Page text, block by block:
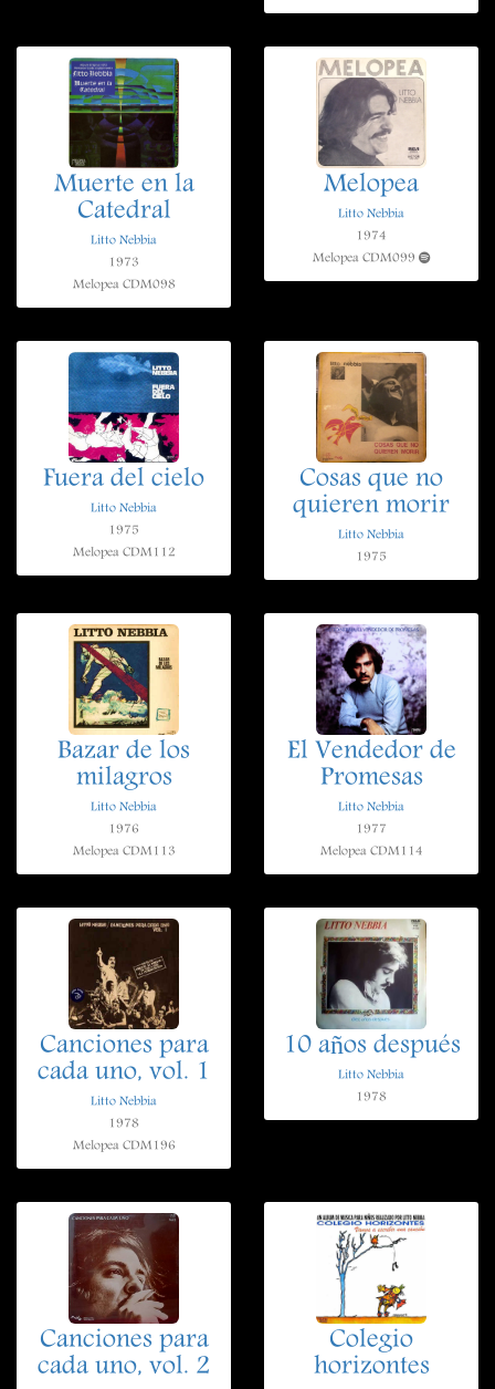
Muerte en la
Catedral
Litto Nebbia
1973
Melopea CDM098
Melopea
Litto Nebbia
1974
Melopea CDM099
Fuera del cielo
Litto Nebbia
1975
Melopea CDM112
Cosas que no
quieren morir
Litto Nebbia
1975
Bazar de los
milagros
Litto Nebbia
1976
Melopea CDM113
El Vendedor de
Promesas
Litto Nebbia
1977
Melopea CDM114
Canciones para
cada uno, vol. 1
Litto Nebbia
1978
Melopea CDM196
10 años después
Litto Nebbia
1978
Canciones para
cada uno, vol. 2
Colegio
horizontes